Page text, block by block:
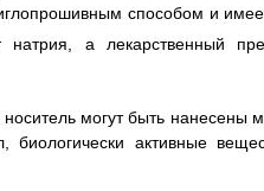
способом и
а лекарственный
могут быть нанесены
биологически активные